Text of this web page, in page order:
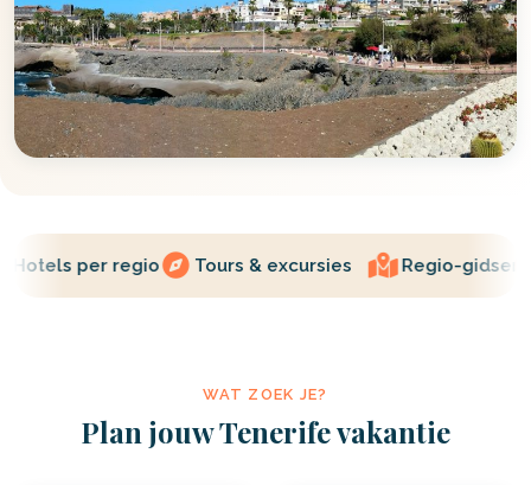
Hotels per regio Tours & excursies Regio-gidsen
WAT ZOEK JE?
Plan jouw Tenerife vakantie